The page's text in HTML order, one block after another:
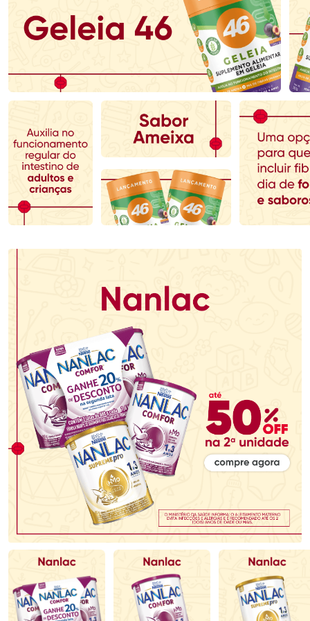
Comprar sem Desconto
Por R$ 80,59/cada
Comprar sem Desconto
Por R$ 80,59/cada
Ativar Desconto
Comprar sem Desconto
Por R$ 149,90/cada
Comprar sem Desconto
Por R$ 149,90/cada